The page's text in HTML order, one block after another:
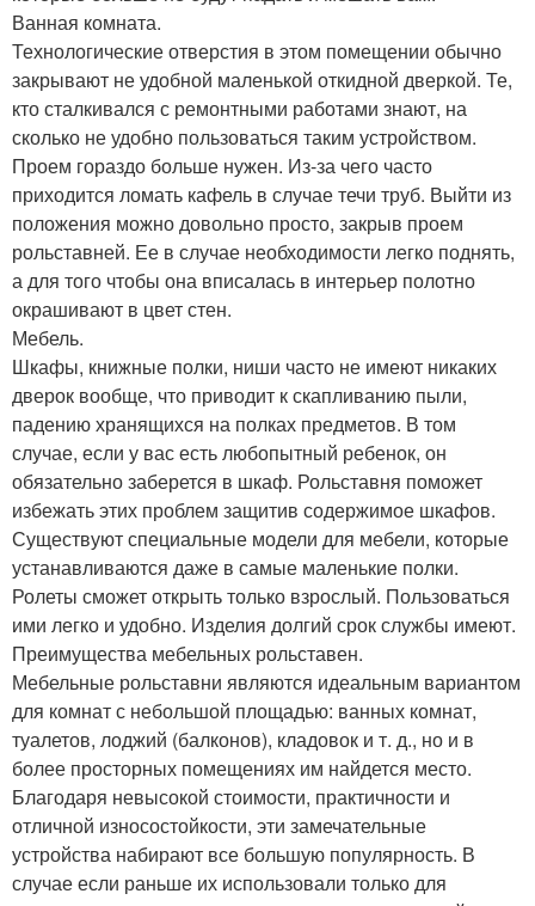
Ванная комната.
Технологические отверстия в этом помещении обычно
закрывают не удобной маленькой откидной дверкой. Те,
кто сталкивался с ремонтными работами знают, на
сколько не удобно пользоваться таким устройством.
Проем гораздо больше нужен. Из-за чего часто
приходится ломать кафель в случае течи труб. Выйти из
положения можно довольно просто, закрыв проем
рольставней. Ее в случае необходимости легко поднять,
а для того чтобы она вписалась в интерьер полотно
окрашивают в цвет стен.
Мебель.
Шкафы, книжные полки, ниши часто не имеют никаких
дверок вообще, что приводит к скапливанию пыли,
падению хранящихся на полках предметов. В том
случае, если у вас есть любопытный ребенок, он
обязательно заберется в шкаф. Рольставня поможет
избежать этих проблем защитив содержимое шкафов.
Существуют специальные модели для мебели, которые
устанавливаются даже в самые маленькие полки.
Ролеты сможет открыть только взрослый. Пользоваться
ими легко и удобно. Изделия долгий срок службы имеют.
Преимущества мебельных рольставен.
Мебельные рольставни являются идеальным вариантом
для комнат с небольшой площадью: ванных комнат,
туалетов, лоджий (балконов), кладовок и т. д., но и в
более просторных помещениях им найдется место.
Благодаря невысокой стоимости, практичности и
отличной износостойкости, эти замечательные
устройства набирают все большую популярность. В
случае если раньше их использовали только для